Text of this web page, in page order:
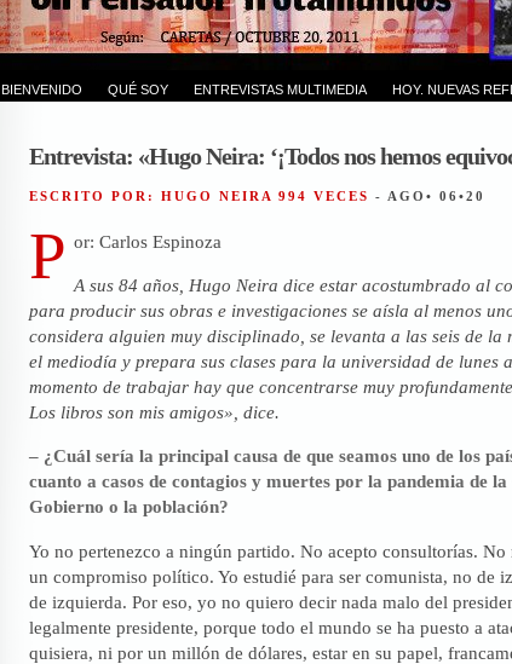
BIENVENIDO QUÉ SOY ENTREVISTAS MULTIMEDIA HOY. NUEVAS
Entrevista: «Hugo Neira: ‘¡Todos nos hemos
ESCRITO POR: HUGO NEIRA 994 VECES - AGO• 06•20
P or: Carlos Espinoza
A sus 84 años, Hugo Neira dice estar acostumbrado al
para producir sus obras e investigaciones se aísla al menos
considera alguien muy disciplinado, se levanta a las seis de la
el mediodía y prepara sus clases para la universidad de lunes
momento de trabajar hay que concentrarse muy
Los libros son mis amigos», dice.
– ¿Cuál sería la principal causa de que seamos uno de los
cuanto a casos de contagios y muertes por la pandemia de
Gobierno o la población?
Yo no pertenezco a ningún partido. No acepto consultorías. No
un compromiso político. Yo estudié para ser comunista, no de
de izquierda. Por eso, yo no quiero decir nada malo del
legalmente presidente, porque todo el mundo se ha puesto a
quisiera, ni por un millón de dólares, estar en su papel,